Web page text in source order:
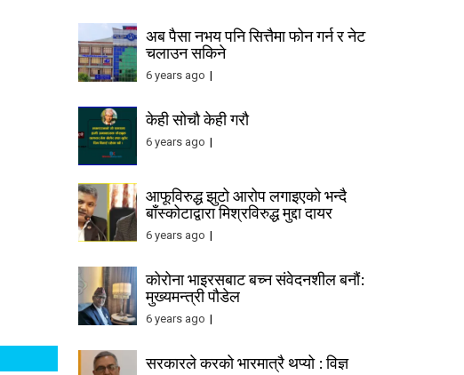
अब पैसा नभय पनि सित्तैमा फोन गर्न र नेट
चलाउन सकिने
6 years ago
केही सोचौ केही गरौ
6 years ago
आफूविरुद्ध झुटो आरोप लगाइएको भन्दै
बाँस्कोटाद्वारा मिश्रविरुद्ध मुद्दा दायर
6 years ago
कोरोना भाइरसबाट बच्न संवेदनशील बनौं:
मुख्यमन्त्री पौडेल
6 years ago
सरकारले करको भारमात्रै थप्यो : विज्ञ